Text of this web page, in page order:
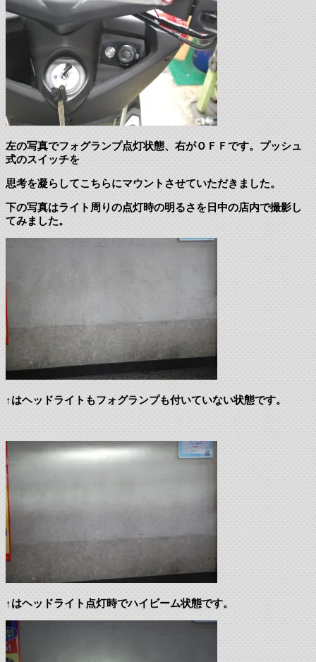
左の写真でフォグランプ点灯状態、右がＯＦＦです。プッシュ
式のスイッチを
思考を凝らしてこちらにマウントさせていただきました。
下の写真はライト周りの点灯時の明るさを日中の店内で撮影し
てみました。
↑はヘッドライトもフォグランプも付いていない状態です。
↑はヘッドライト点灯時でハイビーム状態です。